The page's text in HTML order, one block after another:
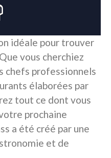
idéale pour trouver
vous cherchiez
chefs professionnels
élaborées par
tout ce dont vous
prochaine
a été créé par une
et de